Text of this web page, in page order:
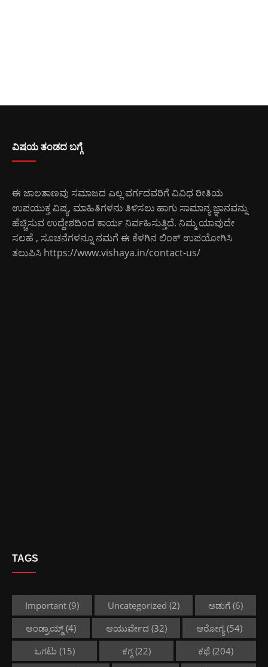
ವಿಷಯ ತಂಡದ ಬಗ್ಗೆ
ಈ ಜಾಲತಾಣವು ಸಮಾಜದ ಎಲ್ಲ ವರ್ಗದವರಿಗೆ ವಿವಿಧ ರೀತಿಯ
ಉಪಯುಕ್ತ ವಿಷ್ಯ, ಮಾಹಿತಿಗಳನು ತಿಳಿಸಲು ಹಾಗು ಸಾಮಾನ್ಯ ಜ್ಞಾನವನ್ನು
ಹೆಚ್ಚಿಸುವ ಉದ್ದೇಶದಿಂದ ಕಾರ್ಯ ನಿರ್ವಹಿಸುತ್ತಿದೆ. ನಿಮ್ಮ ಯಾವುದೇ
ಸಲಹೆ , ಸೂಚನೆಗಳನ್ನೂ ನಮಗೆ ಈ ಕೆಳಗಿನ ಲಿಂಕ್ ಉಪಯೋಗಿಸಿ
ತಲುಪಿಸಿ https://www.vishaya.in/contact-us/
TAGS
Important (9) Uncategorized (2) ಅಡುಗೆ (6)
ಆಂಡ್ರಾಯ್ಡ್(4) ಆಯುರ್ವೇದ(32) ಆರೋಗ್ಯ(54)
ಒಗಟು(15) ಕಗ್ಗ(22) ಕಥೆ (204)